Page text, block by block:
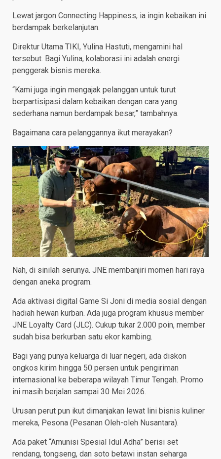
Lewat jargon Connecting Happiness, ia ingin kebaikan ini
berdampak berkelanjutan.
Direktur Utama TIKI, Yulina Hastuti, mengamini hal
tersebut. Bagi Yulina, kolaborasi ini adalah energi
penggerak bisnis mereka.
“Kami juga ingin mengajak pelanggan untuk turut
berpartisipasi dalam kebaikan dengan cara yang
sederhana namun berdampak besar,” tambahnya.
Bagaimana cara pelanggannya ikut merayakan?
Nah, di sinilah serunya. JNE membanjiri momen hari raya
dengan aneka program.
Ada aktivasi digital Game Si Joni di media sosial dengan
hadiah hewan kurban. Ada juga program khusus member
JNE Loyalty Card (JLC). Cukup tukar 2.000 poin, member
sudah bisa berkurban satu ekor kambing.
Bagi yang punya keluarga di luar negeri, ada diskon
ongkos kirim hingga 50 persen untuk pengiriman
internasional ke beberapa wilayah Timur Tengah. Promo
ini masih berjalan sampai 30 Mei 2026.
​Urusan perut pun ikut dimanjakan lewat lini bisnis kuliner
mereka, Pesona (Pesanan Oleh-oleh Nusantara).
Ada paket “Amunisi Spesial Idul Adha” berisi set
rendang, tongseng, dan soto betawi instan seharga